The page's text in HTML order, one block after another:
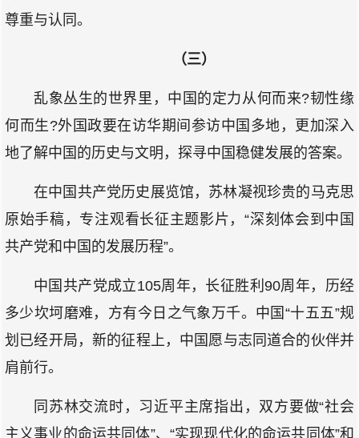
尊重与认同。
（三）
乱象丛生的世界里，中国的定力从何而来?韧性缘
何而生?外国政要在访华期间参访中国多地，更加深入
地了解中国的历史与文明，探寻中国稳健发展的答案。
在中国共产党历史展览馆，苏林凝视珍贵的马克思
原始手稿，专注观看长征主题影片，“深刻体会到中国
共产党和中国的发展历程”。
中国共产党成立105周年，长征胜利90周年，历经
多少坎坷磨难，方有今日之气象万千。中国“十五五”规
划已经开局，新的征程上，中国愿与志同道合的伙伴并
肩前行。
同苏林交流时，习近平主席指出，双方要做“社会
主义事业的命运共同体”、“实现现代化的命运共同体”和